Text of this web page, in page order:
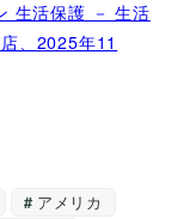
生活保護 － 生活
、2025年11
アメリカ